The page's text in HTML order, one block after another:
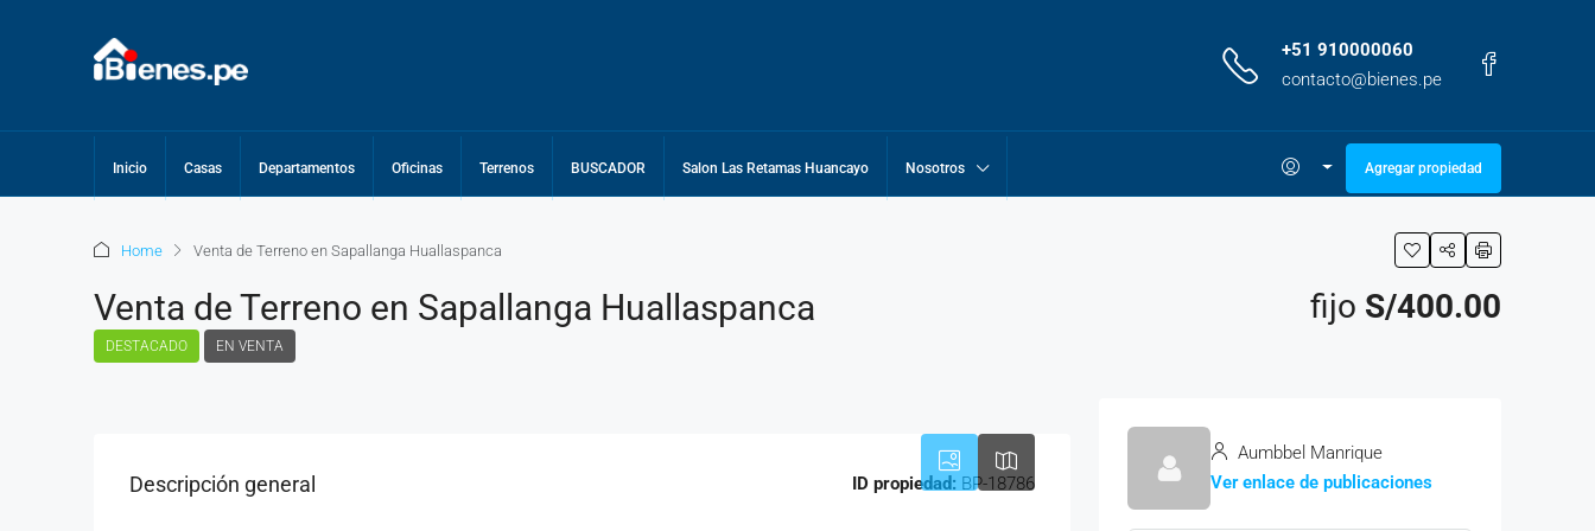
+51 910000060
contacto@bienes.pe
Inicio Casas Departamentos Oficinas Terrenos BUSCADOR Salon Las Retamas Huancayo Nosotros Agregar propiedad
Home Venta de Terreno en Sapallanga Huallaspanca
Venta de Terreno en Sapallanga Huallaspanca
DESTACADO EN VENTA
fijo S/400.00
Descripción general ID propiedad: BP-18786
Aumbbel Manrique
Ver enlace de publicaciones